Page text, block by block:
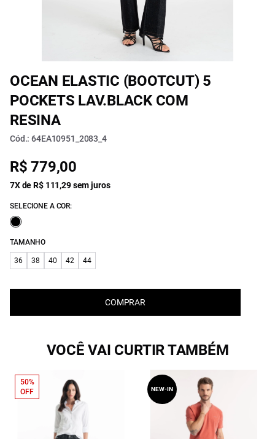
OCEAN ELASTIC (BOOTCUT) 5
POCKETS LAV.BLACK COM
RESINA
Cód.: 64EA10951_2083_4
R$ 779,00
7X de R$ 111,29 sem juros
SELECIONE A COR:
TAMANHO
36 38 40 42 44
COMPRAR
VOCÊ VAI CURTIR TAMBÉM
50%
OFF
NEW-IN